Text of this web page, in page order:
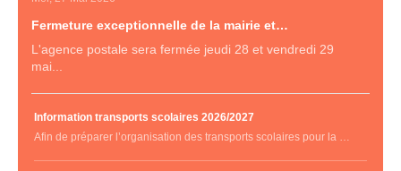
Fermeture exceptionnelle de la mairie et…
L'agence postale sera fermée jeudi 28 et vendredi 29
mai...
Information transports scolaires 2026/2027
Afin de préparer l’organisation des transports scolaires pour la …